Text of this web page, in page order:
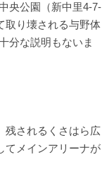
央公園（新中里4-7-
取り壊される与野体
分な説明もないま
残されるくさはら広
てメインアリーナが